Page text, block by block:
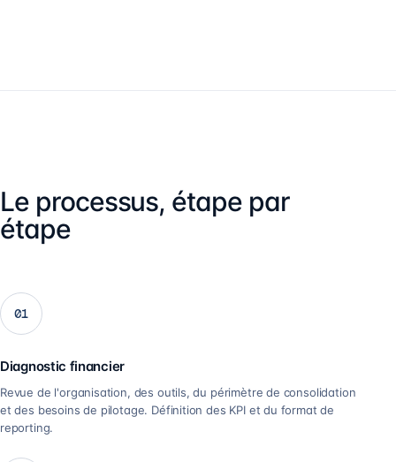
Le processus, étape par
étape
01
Diagnostic financier
Revue de l'organisation, des outils, du périmètre de consolidation
et des besoins de pilotage. Définition des KPI et du format de
reporting.